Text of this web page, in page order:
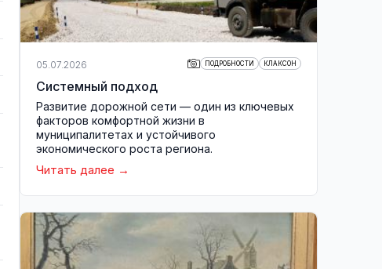
05.07.2026 ПОДРОБНОСТИ КЛАКСОН
Системный подход
Развитие дорожной сети — один из ключевых
факторов комфортной жизни в
муниципалитетах и устойчивого
экономического роста региона.
Читать далее